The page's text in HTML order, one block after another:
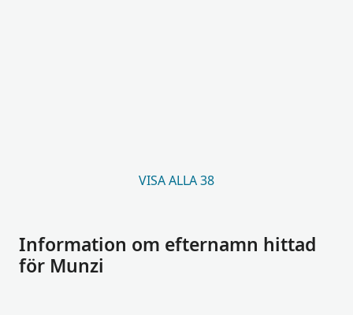
VISA ALLA 38
Information om efternamn hittad
för Munzi